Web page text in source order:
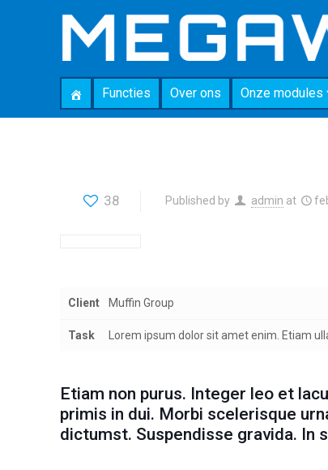
Functies Over ons Onze modules
38 Published by admin at
Client Muffin Group
Task Lorem ipsum dolor sit amet enim. Etiam
Etiam non purus. Integer leo et
primis in dui. Morbi scelerisque
dictumst. Suspendisse gravida. In